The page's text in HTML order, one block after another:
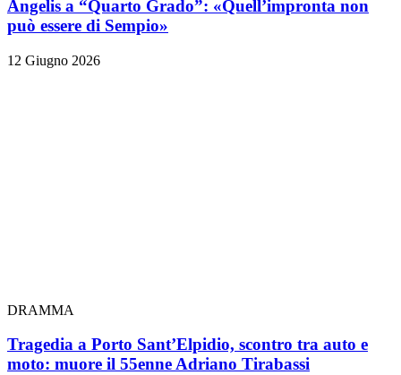
Angelis a “Quarto Grado”: «Quell’impronta non
può essere di Sempio»
12 Giugno 2026
DRAMMA
Tragedia a Porto Sant’Elpidio, scontro tra auto e
moto: muore il 55enne Adriano Tirabassi